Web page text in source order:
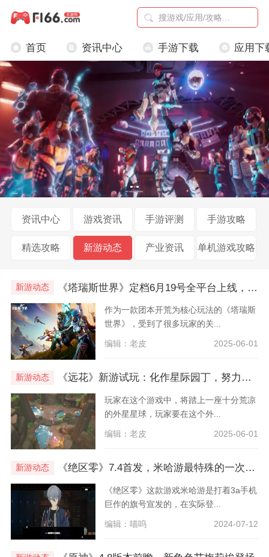
首页 资讯中心 手游下载 应用下
资讯中心 游戏资讯 手游评测 手游攻略
精选攻略 新游动态 产业资讯 单机游戏攻略
新游动态 《塔瑞斯世界》定档6月19号全平台上线，千万赏金回馈玩家！
​作为一款团本开荒为核心玩法的《塔瑞斯
世界》，受到了很多玩家的关...
编辑：老皮 2025-06-01
新游动态 《远花》新游试玩：化作星际园丁，努力种田拯救世界
​玩家在这个游戏中，将踏上一座十分荒凉
的外星星球，玩家要在这个外...
编辑：老皮 2025-06-01
新游动态 《绝区零》7.4首发，米哈游最特殊的一次尝试
《绝区零》这款游戏米哈游是打着3a手机
巨作的旗号宣发的，在实际登...
编辑：喵呜 2024-07-12